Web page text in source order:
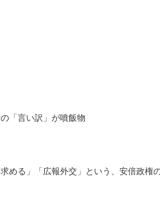
「言い訳」が噴飯物
求める」「広報外交」という、安倍政権